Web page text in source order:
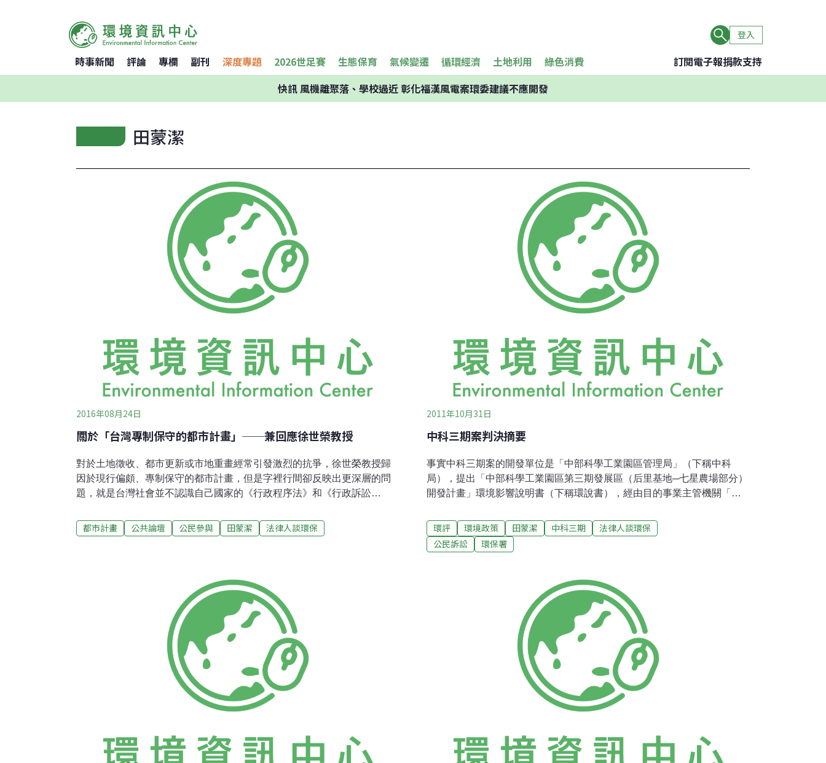
登入
時事新聞 評論 專欄 副刊 深度專題 2026世足賽 生態保育 氣候變遷 循環經濟 土地利用 綠色消費 訂閱電子報捐款支持
快訊風機離聚落、學校過近 彰化福漢風電案環委建議不應開發
田蒙潔
2016年08月24日
關於「台灣專制保守的都市計畫」──兼回應徐世榮教授
對於土地徵收、都市更新或市地重畫經常引發激烈的抗爭，徐世榮教授歸
因於現行偏頗、專制保守的都市計畫，但是字裡行間卻反映出更深層的問
題，就是台灣社會並不認識自己國家的《行政程序法》和《行政訴訟
收爭議，政大教授徐世榮與自救會共同呼籲內政部辦理行政聽證。攝影：
賴品瑀。都市計畫的法律性質無論是法規命令或行政處分，在我國《憲
前，必須提供「辯解」或「陳述」的機會（hearing or an opportunity to be
heard），為使陳述具實質的意義，一定要先「通知」（notice），才能確
保司法審判的公平。行政處分是「委任司法」，由行政機關行使「司法
權」，因此在正當法律程序保障的範圍內，權利被剝奪者不但享
都市計畫 公共論壇 公民參與 田蒙潔 法律人談環保
2011年10月31日
中科三期案判決摘要
事實中科三期案的開發單位是「中部科學工業園區管理局」（下稱中科
局），提出「中部科學工業園區第三期發展區（后里基地─七星農場部分）
開發計畫」環境影響說明書（下稱環說書），經由目的事業主管機關「行
政院環境保護署」（下稱環保署），根據環境影響評估法由環境影響評估
審查委員會（下稱環評會）進行審查。環保署於95年3月17日辦理現場勘
查，同年3月23日、4月12日、4月25日、6月2日和6月19日召開5次專案小
過環境影響評估審查，並於95年7月31日以環署綜字第095等居民對不進入
二階環評喪失其意見表示相關權利，屬於該行政處分之利害關係人具有訴
訟權能。再者，上訴人主張原高等行政法院判決未命開發單位國科會中科
管理局參加訴訟，屬違法判決，但最高行政法院認為，此僅使國科會中
環評 環境政策 田蒙潔 中科三期
法律人談環保
公民訴訟
環保署